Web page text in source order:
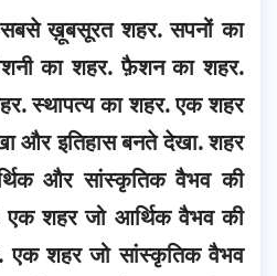
सबसे ख़ूबसूरत शहर. सपनों का
का शहर. फ़ैशन का शहर.
स्थापत्य का शहर. एक शहर
और इतिहास बनते देखा. शहर
और सांस्कृतिक वैभव की
शहर जो आर्थिक वैभव की
एक शहर जो सांस्कृतिक वैभव